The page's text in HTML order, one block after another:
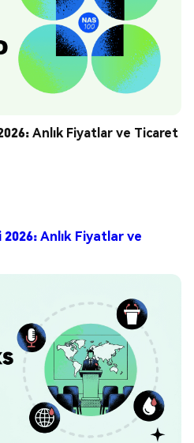
Anlık Fiyatlar ve Ticaret
Anlık Fiyatlar ve